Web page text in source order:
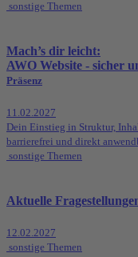
sonstige Themen
Mach’s dir leicht:
AWO Website - sicher
Präsenz
11.02.2027
Dein Einstieg in Struktur,
barrierefrei und direkt
sonstige Themen
Aktuelle
12.02.2027
sonstige Themen